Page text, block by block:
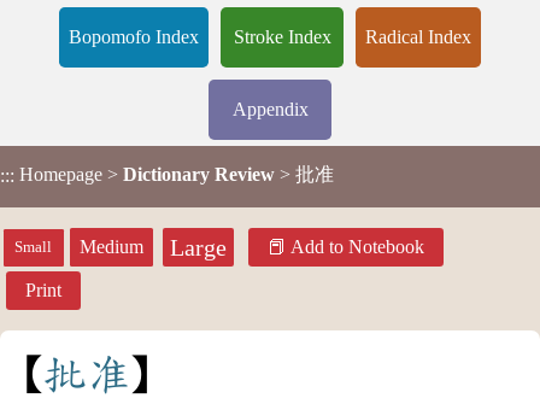
Bopomofo Index Stroke Index Radical Index
Appendix
::: Homepage > Dictionary Review > 批准
Small Medium Large Add to Notebook
Print
批准